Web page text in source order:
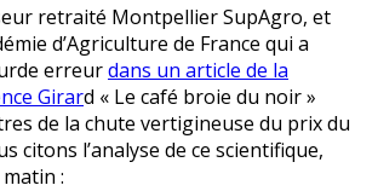
retraité Montpellier SupAgro, et
d’Agriculture de France qui a
erreurdans un article de la
Girard « Le café broie du noir »
de la chute vertigineuse du prix du
citons l’analyse de ce scientifique,
: